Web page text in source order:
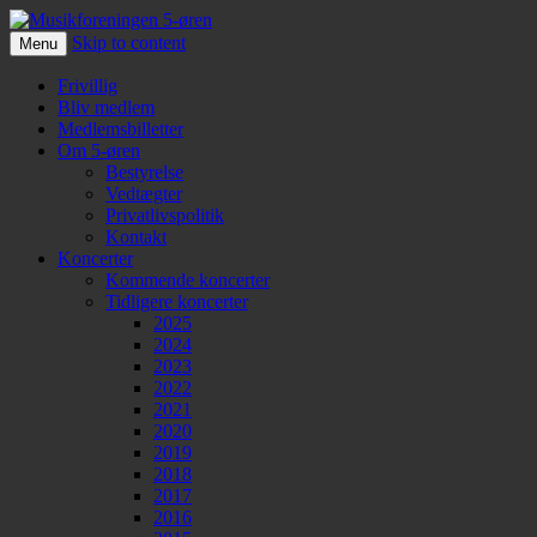
Musikforeningen 5-øren
Menu Skip to content
Frivillig
Bliv medlem
Medlemsbilletter
Om 5-øren
Bestyrelse
Vedtægter
Privatlivspolitik
Kontakt
Koncerter
Kommende koncerter
Tidligere koncerter
2025
2024
2023
2022
2021
2020
2019
2018
2017
2016